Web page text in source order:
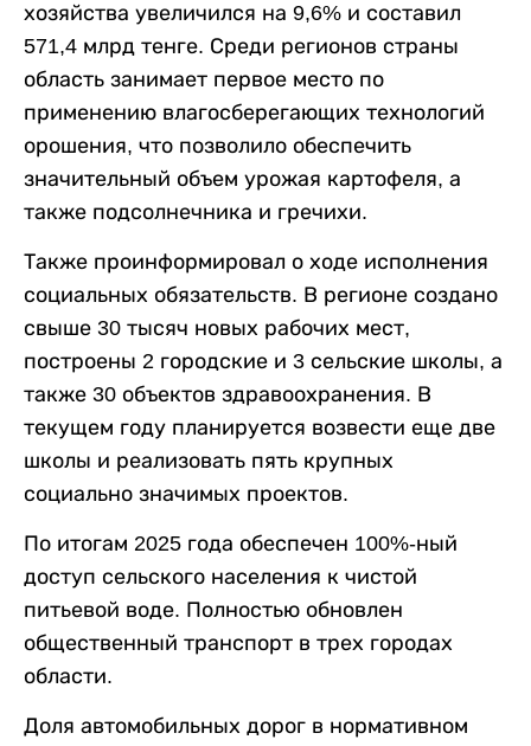
хозяйства увеличился на 9,6% и составил
571,4 млрд тенге. Среди регионов страны
область занимает первое место по
применению влагосберегающих технологий
орошения, что позволило обеспечить
значительный объем урожая картофеля, а
также подсолнечника и гречихи.
Также проинформировал о ходе исполнения
социальных обязательств. В регионе создано
свыше 30 тысяч новых рабочих мест,
построены 2 городские и 3 сельские школы, а
также 30 объектов здравоохранения. В
текущем году планируется возвести еще две
школы и реализовать пять крупных
социально значимых проектов.
По итогам 2025 года обеспечен 100%-ный
доступ сельского населения к чистой
питьевой воде. Полностью обновлен
общественный транспорт в трех городах
области.
Доля автомобильных дорог в нормативном